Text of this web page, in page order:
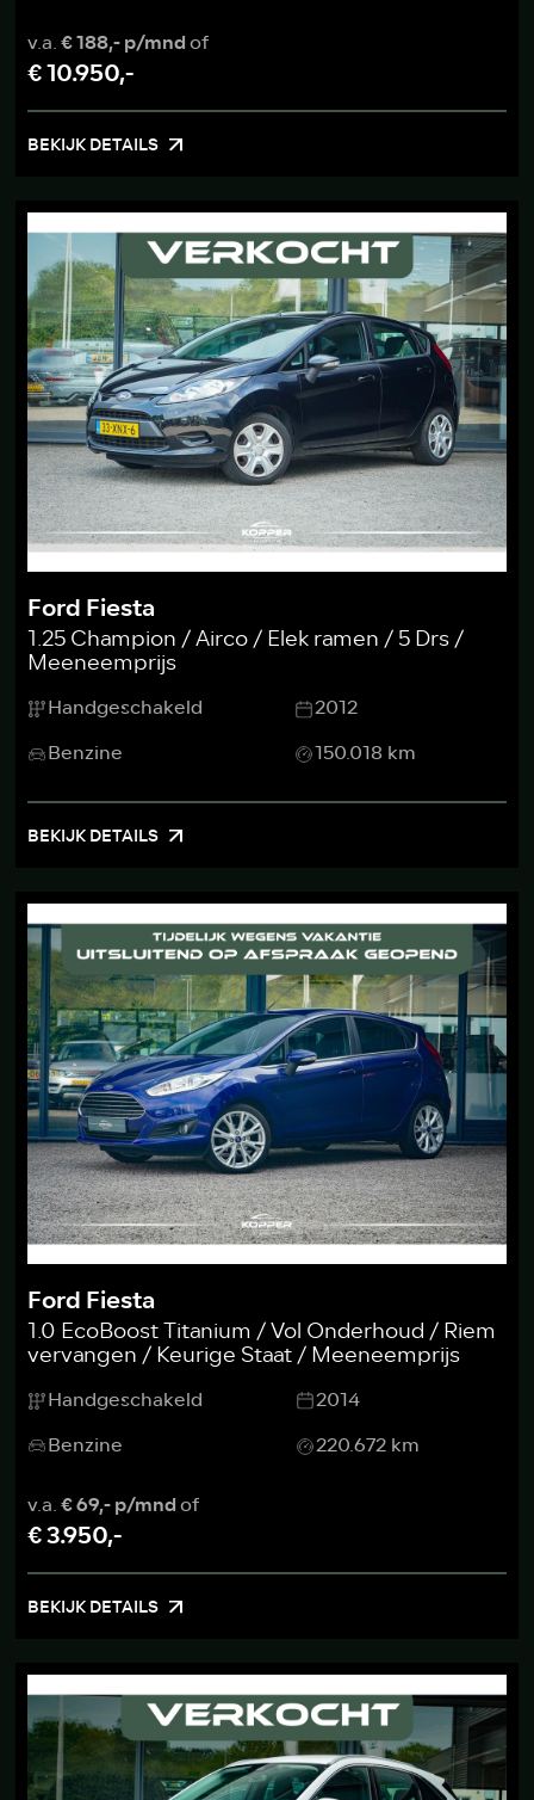
v.a.€ 188,- p/mndof
€ 10.950,-
BEKIJK DETAILS
Ford Fiesta
1.25 Champion / Airco / Elek ramen / 5 Drs /
Meeneemprijs
Handgeschakeld
2012
Benzine
150.018 km
BEKIJK DETAILS
Ford Fiesta
1.0 EcoBoost Titanium / Vol Onderhoud / Riem
vervangen / Keurige Staat / Meeneemprijs
Handgeschakeld
2014
Benzine
220.672 km
v.a.€ 69,- p/mndof
€ 3.950,-
BEKIJK DETAILS